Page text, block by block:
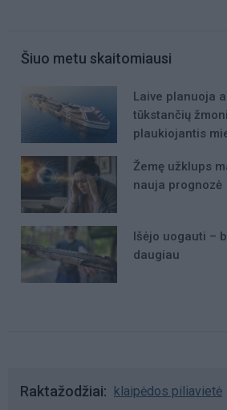
Šiuo metu skaitomiausi
Laive planuoja
tūkstančių
plaukiojantis
Žemę užklups
nauja prognozė
Išėjo uogauti –
daugiau
Raktažodžiai klaipėdos piliavietė